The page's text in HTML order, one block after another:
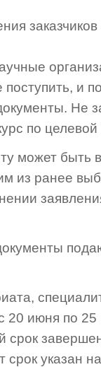
поступить, и
Не
по целевой
может
из ранее
20 июня по
срок
указан